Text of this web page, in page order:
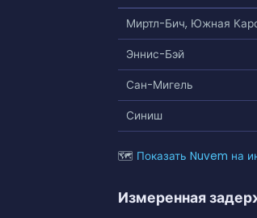
Миртл-Бич, Южная
Эннис-Бэй
Сан-Мигель
Синиш
🗺 Показать Nuvem на
Измеренная